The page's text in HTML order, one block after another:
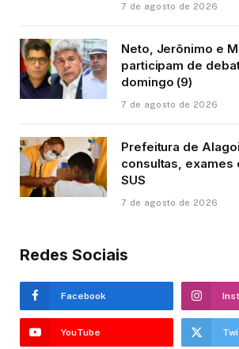
7 de agosto de 2026
Neto, Jerônimo e
participam de
domingo (9)
7 de agosto de 2026
Prefeitura de
consultas, exames
SUS
7 de agosto de 2026
Redes Sociais
Facebook
YouTube